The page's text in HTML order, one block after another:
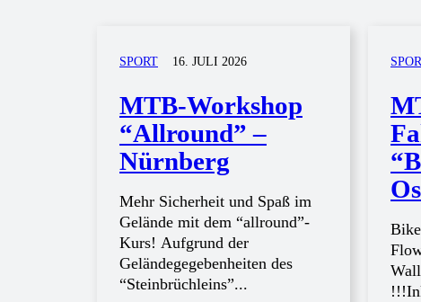
SPORT 16. JULI 2026
MTB-Workshop
“Allround” –
Nürnberg
Mehr Sicherheit und Spaß im
Gelände mit dem “allround”-
Kurs! Aufgrund der
Geländegegebenheiten des
“Steinbrüchleins”...